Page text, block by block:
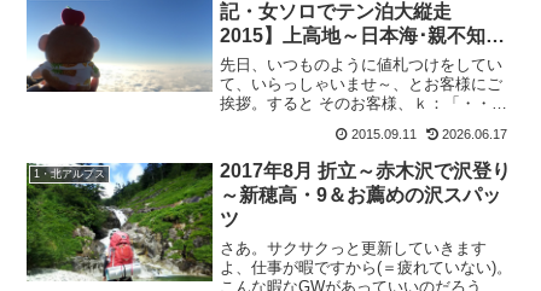
記・女ソロでテン泊大縦走
2015】上高地～日本海･親不知ま
で15鹿島槍ヶ岳～五竜山荘
先日、いつものように値札つけをしてい
て、いらっしゃいませ～、とお客様にご
挨拶。すると そのお客様、ｋ：「・・・
す？」！！！覚えていますとも！あの水
晶小屋への歩荷で、足を捻挫した時にす
れ違ったお兄さん！その時の様子...
2015.09.11 2026.06.17
1・北アルプス
2017年8月 折立～赤木沢で沢登り
～新穂高・9＆お薦めの沢スパッ
ツ
さあ。サクサクっと更新していきます
よ、仕事が暇ですから(＝疲れていない)。
こんな暇なGWがあっていいのだろう